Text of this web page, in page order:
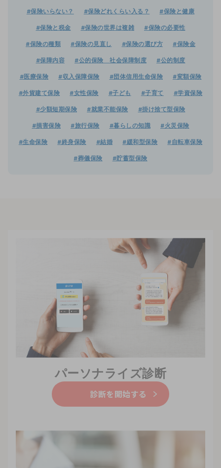
#保険いらない？ #保険どれくらい入る？ #保険と健康
#保険と税金 #保険の世界は複雑 #保険の必要性
#保険の種類 #保険の見直し #保険の選び方 #保険金
#保障内容 #公的保険 社会保障制度 #公的制度
#医療保険 #収入保障保険 #団体信用生命保険 #変額保険
#外貨建て保険 #女性保険 #子ども #子育て #学資保険
#少額短期保険 #就業不能保険 #掛け捨て型保険
#損害保険 #旅行保険 #暮らしの知識 #火災保険
#生命保険 #終身保険 #結婚 #緩和型保険 #自転車保険
#葬儀保険 #貯蓄型保険
パーソナライズ診断
診断を開始する